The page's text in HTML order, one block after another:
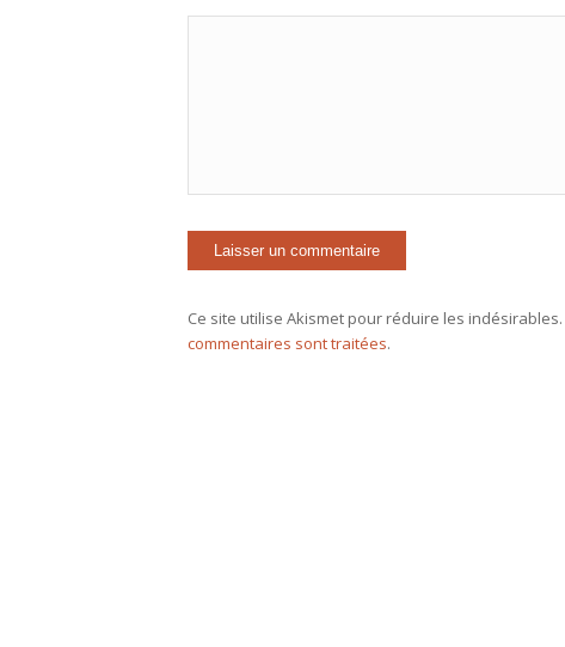
Ce site utilise Akismet pour réduire les indésirables.
commentaires sont traitées.